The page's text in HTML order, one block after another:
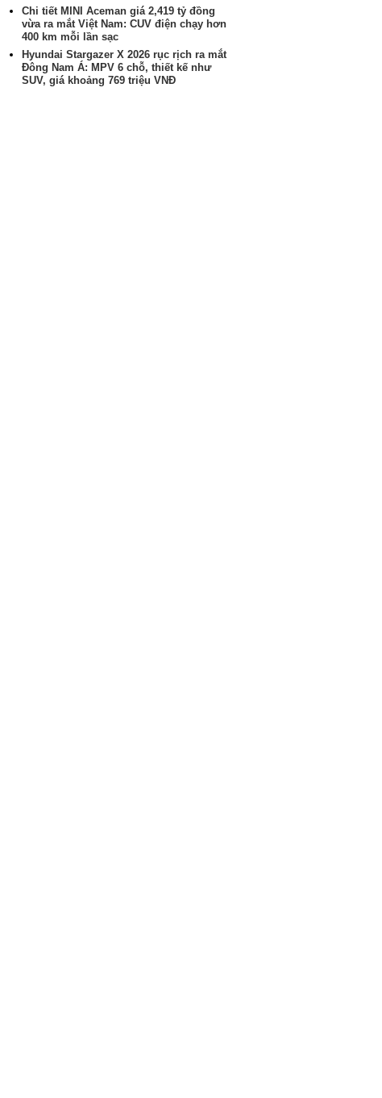
Chi tiết MINI Aceman giá 2,419 tỷ đồng
vừa ra mắt Việt Nam: CUV điện chạy hơn
400 km mỗi lần sạc
Hyundai Stargazer X 2026 rục rịch ra mắt
Đông Nam Á: MPV 6 chỗ, thiết kế như
SUV, giá khoảng 769 triệu VNĐ